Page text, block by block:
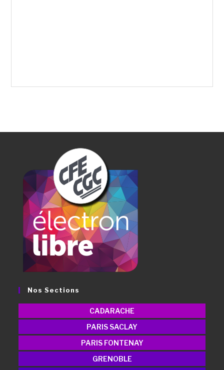
Nos Sections
CADARACHE
PARIS SACLAY
PARIS FONTENAY
GRENOBLE